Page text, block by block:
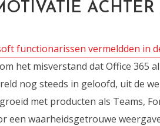
functionarissen vermeldden in
het misverstand dat Office 365
nog steeds in geloofd, uit de
met producten als Teams,
een waarheidsgetrouwe